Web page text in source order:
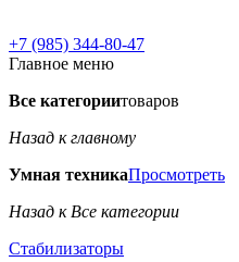
+7 (985) 344-80-47
Главное меню
Все категориитоваров
Назад к главному
Умная техникаПросмотреть
Назад к Все категории
Стабилизаторы